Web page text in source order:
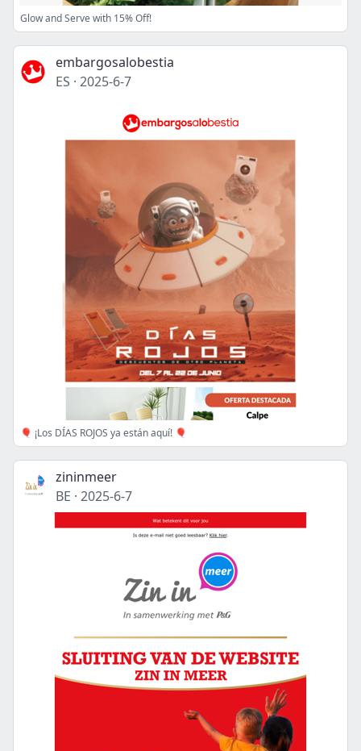
Glow and Serve with 15% Off!
embargosalobestia
ES · 2025-6-7
🎈 ¡Los DÍAS ROJOS ya están aquí! 🎈
zininmeer
BE · 2025-6-7